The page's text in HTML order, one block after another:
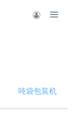
吨袋包装机